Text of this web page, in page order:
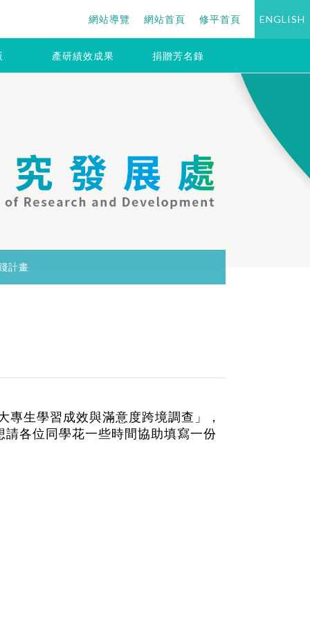
網站導覽 網站首頁 修平首頁 ENGLISH
產研績效成果 捐贈芳名錄
計畫
生學習成效與滿意度跨境調查」，
各位同學花一些時間協助填寫一份